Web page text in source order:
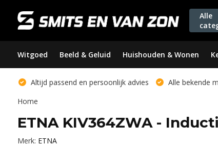
Alle
Witgoed Beeld & Geluid Huishouden & Wonen
Altijd passend en persoonlijk advies
Alle bekende
Home
ETNA KIV364ZWA -
Merk: ETNA